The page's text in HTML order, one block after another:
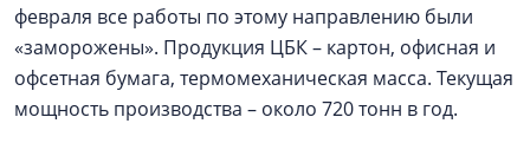
февраля все работы по этому направлению были
«заморожены». Продукция ЦБК – картон, офисная и
офсетная бумага, термомеханическая масса. Текущая
мощность производства – около 720 тонн в год.